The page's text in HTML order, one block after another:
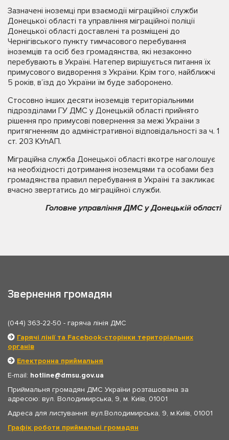
Зазначені іноземці при взаємодії міграційної служби
Донецької області та управління міграційної поліції
Донецької області доставлені та розміщені до
Чернігівського пункту тимчасового перебування
іноземців та осіб без громадянства, які незаконно
перебувають в Україні. Натепер вирішується питання їх
примусового видворення з України. Крім того, найближчі
5 років, в’їзд до України їм буде заборонено.
Стосовно інших десяти іноземців територіальними
підрозділами ГУ ДМС у Донецькій області прийнято
рішення про примусові повернення за межі України з
притягненням до адміністративної відповідальності за ч. 1
ст. 203 КУпАП.
Міграційна служба Донецької області вкотре наголошує
на необхідності дотримання іноземцями та особами без
громадянства правил перебування в Україні та закликає
вчасно звертатись до міграційної служби.
Головне управління ДМС у Донецькій області
Звернення громадян
(044) 363-22-50 - гаряча лінія ДМС
Гарячі лінії та Facebook-сторінки територіальних
органів
Електронна приймальня
E-mail: hotline
dmsu.gov.ua
Приймальня громадян ДМС України розташована за
адресою: вул. Володимирська, 9, м. Київ, 01001
Адреса для листування: вул.Володимирська, 9, м.Київ, 01001
Графік роботи приймальні громадян